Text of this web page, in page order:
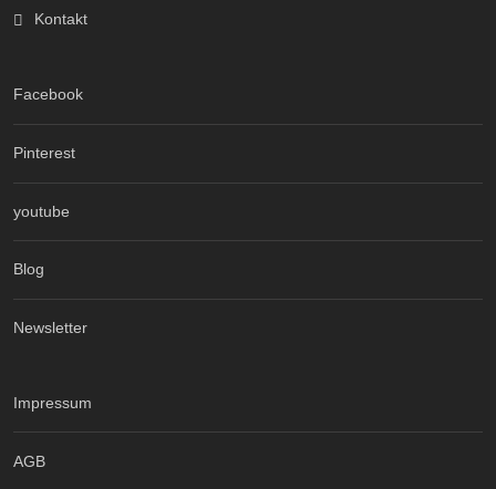
Kontakt
Facebook
Pinterest
youtube
Blog
Newsletter
Impressum
AGB